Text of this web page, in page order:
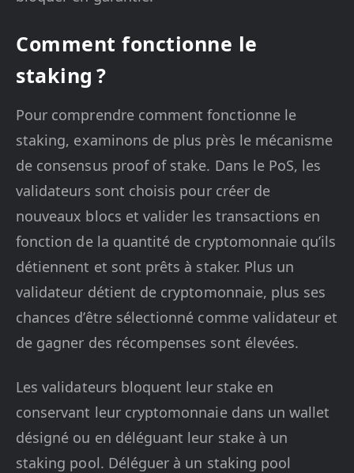
Comment fonctionne le
staking ?
Pour comprendre comment fonctionne le
staking, examinons de plus près le mécanisme
de consensus proof of stake. Dans le PoS, les
validateurs sont choisis pour créer de
nouveaux blocs et valider les transactions en
fonction de la quantité de cryptomonnaie qu’ils
détiennent et sont prêts à staker. Plus un
validateur détient de cryptomonnaie, plus ses
chances d’être sélectionné comme validateur et
de gagner des récompenses sont élevées.
Les validateurs bloquent leur stake en
conservant leur cryptomonnaie dans un wallet
désigné ou en déléguant leur stake à un
staking pool. Déléguer à un staking pool